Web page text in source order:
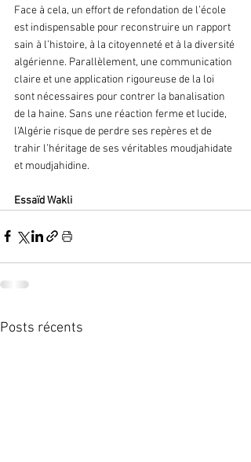
Face à cela, un effort de refondation de l’école
est indispensable pour reconstruire un rapport
sain à l’histoire, à la citoyenneté et à la diversité
algérienne. Parallèlement, une communication
claire et une application rigoureuse de la loi
sont nécessaires pour contrer la banalisation
de la haine. Sans une réaction ferme et lucide,
l’Algérie risque de perdre ses repères et de
trahir l’héritage de ses véritables moudjahidate
et moudjahidine.
Essaïd Wakli
Posts récents